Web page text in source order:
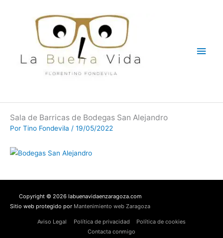
Sala de Barricas de Bodegas San Alejandro
Por Tino Fondevila / 19/05/2022
Copyright © 2026 labuenavidaenzaragoza.com
Sitio web protegido por Mantenimiento web Zaragoza
Aviso Legal Política de privacidad
Política de cookies
Contacta conmigo